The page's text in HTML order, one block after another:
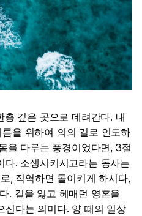
깊은 곳으로 데려간다. 내
을 위하여 의의 길로 인도하
을 다루는 풍경이었다면, 3절
다. 소생시키시고라는 동사는
, 직역하면 돌이키게 하시다,
. 길을 잃고 헤매던 영혼을
신다는 의미다. 양 떼의 일상